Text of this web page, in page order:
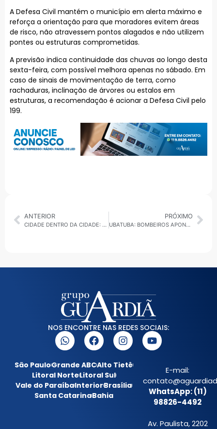
A Defesa Civil mantém o município em alerta máximo e
reforça a orientação para que moradores evitem áreas
de risco, não atravessem pontos alagados e não utilizem
pontes ou estruturas comprometidas.
A previsão indica continuidade das chuvas ao longo desta
sexta-feira, com possível melhora apenas no sábado. Em
caso de sinais de movimentação de terra, como
rachaduras, inclinação de árvores ou estalos em
estruturas, a recomendação é acionar a Defesa Civil pelo
199.
ANTERIOR
CIDADE DENTRO DA CIDADE: NOVO CENTRO ADMINISTRATIVO, INVESTIGAÇÃO NA SPTURIS E DEMISSÃO NO METRÔ MOVIMENTAM A CAPITAL
PRÓXIMO
UBATUBA: BOMBEIROS APONTAM FALTA DE VIATURA 4X4 APÓS RESGATE COM ACESSO BLOQUEADO
NOS ENCONTRE NAS REDES SOCIAIS:
São PauloGrande ABCAlto Tietê
Litoral NorteLitoral Sul
Vale do ParaíbaInteriorBrasília
Santa CatarinaBahia
E-mail:
WhatsApp: (11)
98826-4492
Av. Paulista, 2202